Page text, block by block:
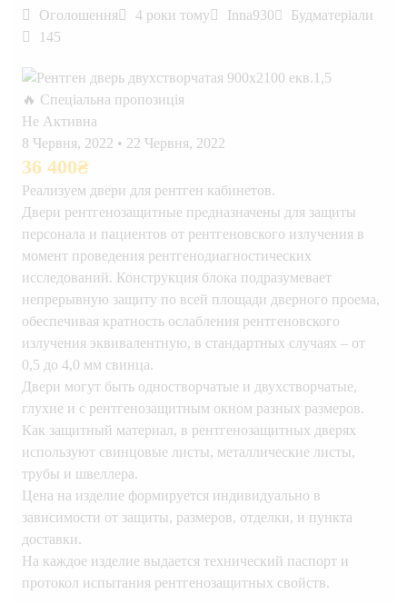
Оголошення 4 роки тому Inna930
Будматеріали
145
🔥 Спеціальна пропозиція
Не Активна
8 Червня, 2022 • 22 Червня, 2022
36 400₴
Реализуем двери для рентген кабинетов.
Двери рентгенозащитные предназначены для защиты
персонала и пациентов от рентгеновского излучения в
момент проведения рентгенодиагностических
исследований. Конструкция блока подразумевает
непрерывную защиту по всей площади дверного проема,
обеспечивая кратность ослабления рентгеновского
излучения эквивалентную, в стандартных случаях – от
0,5 до 4,0 мм свинца.
Двери могут быть одностворчатые и двухстворчатые,
глухие и с рентгенозащитным окном разных размеров.
Как защитный материал, в рентгенозащитных дверях
используют свинцовые листы, металлические листы,
трубы и швеллера.
Цена на изделие формируется индивидуально в
зависимости от защиты, размеров, отделки, и пункта
доставки.
На каждое изделие выдается технический паспорт и
протокол испытания рентгенозащитных свойств.